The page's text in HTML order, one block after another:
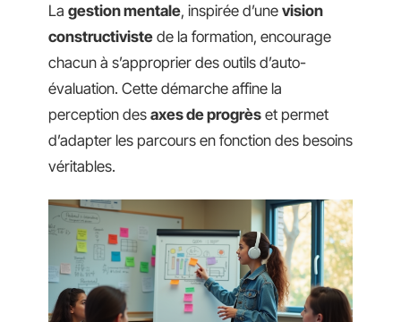
La gestion mentale, inspirée d’une vision
constructiviste de la formation, encourage
chacun à s’approprier des outils d’auto-
évaluation. Cette démarche affine la
perception des axes de progrès et permet
d’adapter les parcours en fonction des besoins
véritables.